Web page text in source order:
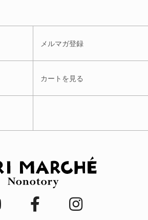
メルマガ登録
カートを見る